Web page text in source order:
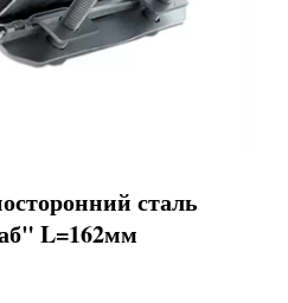
сталь
L=162мм